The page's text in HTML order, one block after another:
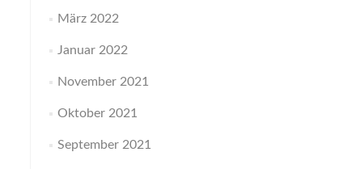
März 2022
Januar 2022
November 2021
Oktober 2021
September 2021